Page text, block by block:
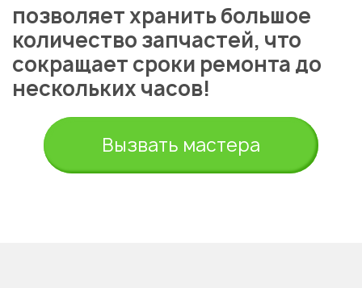
позволяет хранить большое
количество запчастей, что
сокращает сроки ремонта до
нескольких часов!
Вызвать мастера